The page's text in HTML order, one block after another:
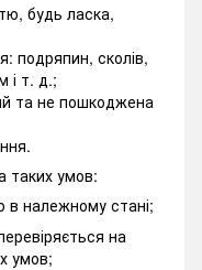
будь ласка,
подряпин, сколів,
і т. д.;
та не пошкоджена
таких умов:
в належному стані;
на
умов;